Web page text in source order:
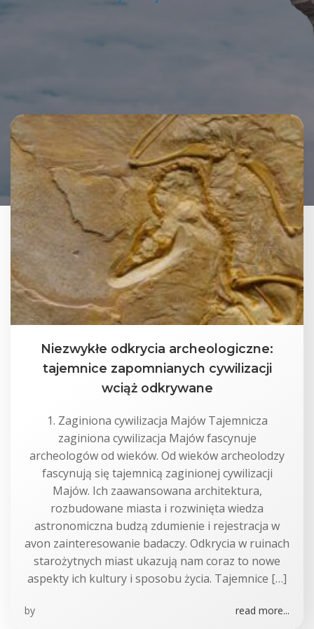
Niezwykłe odkrycia archeologiczne:
tajemnice zapomnianych cywilizacji
wciąż odkrywane
1. Zaginiona cywilizacja Majów Tajemnicza
zaginiona cywilizacja Majów fascynuje
archeologów od wieków. Od wieków archeolodzy
fascynują się tajemnicą zaginionej cywilizacji
Majów. Ich zaawansowana architektura,
rozbudowane miasta i rozwinięta wiedza
astronomiczna budzą zdumienie i rejestracja w
avon zainteresowanie badaczy. Odkrycia w ruinach
starożytnych miast ukazują nam coraz to nowe
aspekty ich kultury i sposobu życia. Tajemnice […]
by read more...